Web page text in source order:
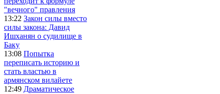
"вечного" правления
13:22 Закон силы вместо
силы закона: Давид
Ишханян о судилище в
Баку
13:08 Попытка
переписать историю и
стать властью в
армянском вилайете
12:49 Драматическое